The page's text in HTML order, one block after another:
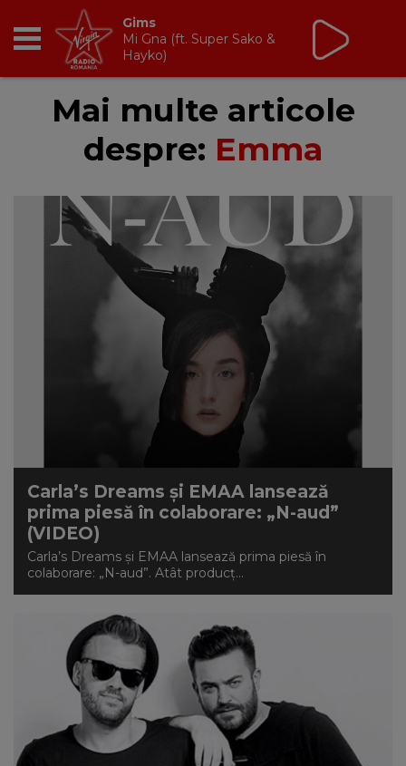
RADIO
BREAKFAST
TIC TALK
CÂȘTIGĂ
CONTUL MEU
Gims
Mi Gna (ft. Super Sako &
Hayko)
Mai multe articole
despre: Emma
Carla’s Dreams și EMAA lansează
prima piesă în colaborare: „N-aud”
(VIDEO)
Carla’s Dreams și EMAA lansează prima piesă în
colaborare: „N-aud”. Atât producț...